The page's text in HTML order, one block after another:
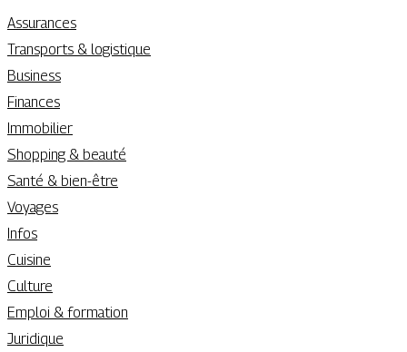
Assurances
Transports & logistique
Business
Finances
Immobilier
Shopping & beauté
Santé & bien-être
Voyages
Infos
Cuisine
Culture
Emploi & formation
Juridique